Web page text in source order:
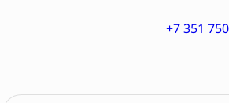
+7 351